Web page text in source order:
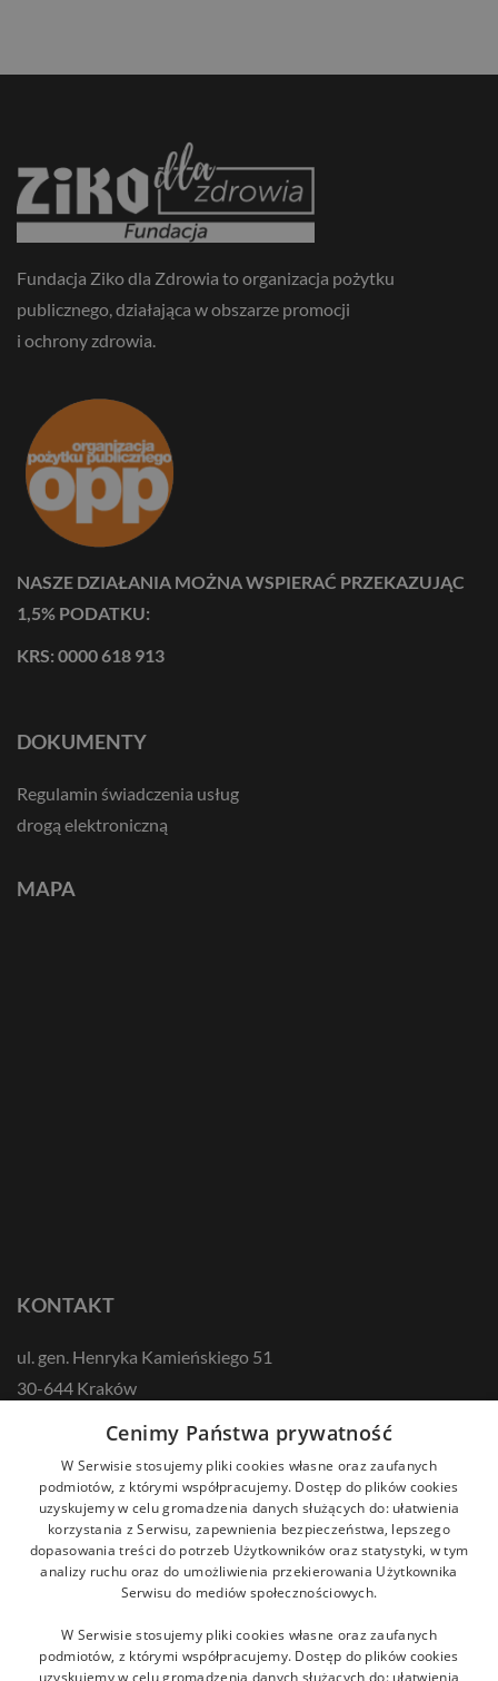
Fundacja Ziko dla Zdrowia to organizacja pożytku
publicznego, działająca w obszarze promocji
i ochrony zdrowia.
NASZE DZIAŁANIA MOŻNA WSPIERAĆ PRZEKAZUJĄC
1,5% PODATKU:
KRS: 0000 618 913
DOKUMENTY
Regulamin świadczenia usług
drogą elektroniczną
MAPA
KONTAKT
ul. gen. Henryka Kamieńskiego 51
30-644 Kraków
kontakt@zikodlazdrowia.org
DOWIEDZ SIĘ WIĘCEJ!
Cenimy Państwa prywatność
W Serwisie stosujemy pliki cookies własne oraz zaufanych
podmiotów, z którymi współpracujemy. Dostęp do plików cookies
uzyskujemy w celu gromadzenia danych służących do: ułatwienia
korzystania z Serwisu, zapewnienia bezpieczeństwa, lepszego
dopasowania treści do potrzeb Użytkowników oraz statystyki, w tym
analizy ruchu oraz do umożliwienia przekierowania Użytkownika
Serwisu do mediów społecznościowych.
W Serwisie stosujemy pliki cookies własne oraz zaufanych
podmiotów, z którymi współpracujemy. Dostęp do plików cookies
uzyskujemy w celu gromadzenia danych służących do: ułatwienia